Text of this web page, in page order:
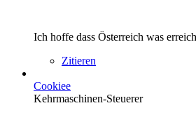
Ich hoffe dass Österreich was
Zitieren
Cookiee
Kehrmaschinen-Steuerer